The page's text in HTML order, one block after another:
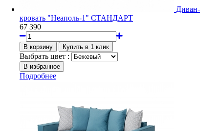
Диван-
кровать "Неаполь-1" СТАНДАРТ
67 390
Выбрать цвет :
Подробнее